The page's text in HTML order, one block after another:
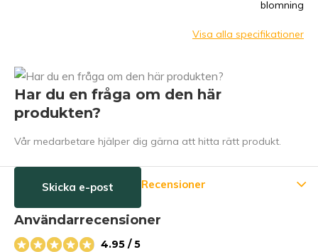
blomning
Visa alla specifikationer
Har du en fråga om den här
produkten?
Vår medarbetare hjälper dig gärna att hitta rätt produkt.
Skicka e-post Recensioner
Användarrecensioner
4.95 / 5